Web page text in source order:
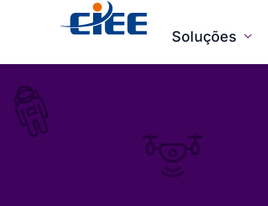
Soluções